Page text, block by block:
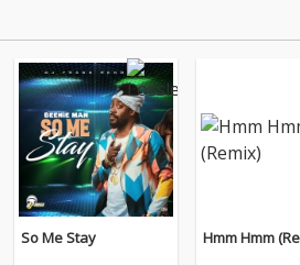
So Me Stay Hmm Hmm